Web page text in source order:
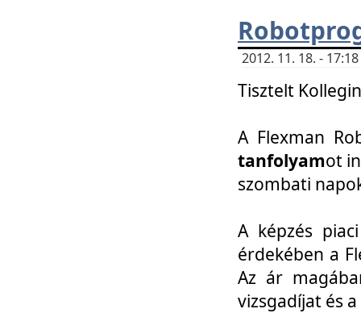
2012. 11. 18. -
Tisztelt
A Flexman
tanfolyamot
szombati
A képzés
érdekében a
Az ár
vizsgadíjat és